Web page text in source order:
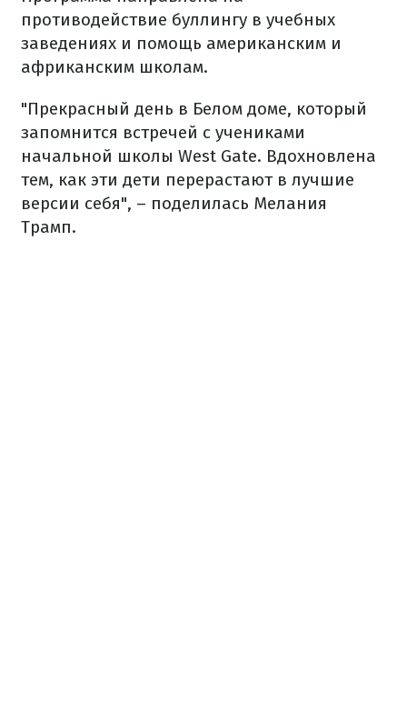
противодействие буллингу в учебных
заведениях и помощь американским и
африканским школам.
"Прекрасный день в Белом доме, который
запомнится встречей с учениками
начальной школы West Gate. Вдохновлена
тем, как эти дети перерастают в лучшие
версии себя", – поделилась Мелания
Трамп.